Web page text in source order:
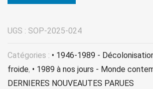
UGS : SOP-2025-024
Catégories : • 1946-1989 -
froide, • 1989 à nos jours - Monde
DERNIERES NOUVEAUTES PARUES